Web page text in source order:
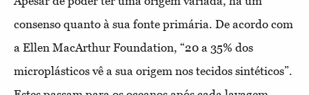
consenso quanto à sua fonte primária. De acordo com
a Ellen MacArthur Foundation, “20 a 35% dos
microplásticos vê a sua origem nos tecidos sintéticos”.